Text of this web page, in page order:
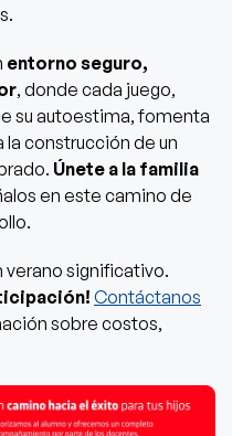
entorno seguro,
, donde cada juego,
su autoestima, fomenta
la construcción de un
Únete a la familia
en este camino de
verano significativo.
Contáctanos
sobre costos,